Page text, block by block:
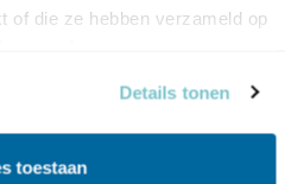
of die ze hebben verzameld op
Details tonen
toestaan